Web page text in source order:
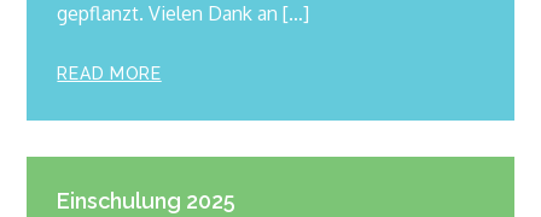
gepflanzt. Vielen Dank an […]
READ MORE
Einschulung 2025